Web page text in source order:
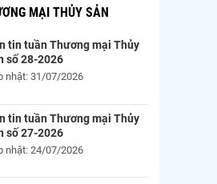
MẠI THỦY SẢN
tin tuần Thương mại Thủy
số 28-2026
nhật: 31/07/2026
tin tuần Thương mại Thủy
số 27-2026
nhật: 24/07/2026